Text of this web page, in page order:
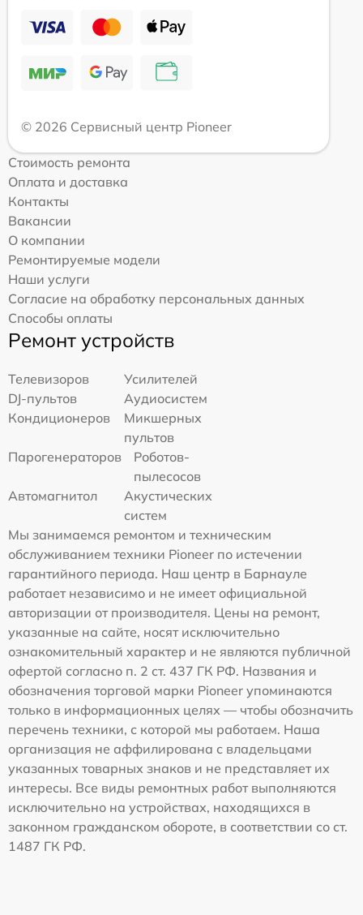
© 2026 Сервисный центр Pioneer
Стоимость ремонта
Оплата и доставка
Контакты
Вакансии
О компании
Ремонтируемые модели
Наши услуги
Согласие на обработку персональных данных
Способы оплаты
Ремонт устройств
Телевизоров
Усилителей
DJ-пультов
Аудиосистем
Кондиционеров
Микшерных
пультов
Парогенераторов
Роботов-
пылесосов
Автомагнитол
Акустических
систем
Мы занимаемся ремонтом и техническим
обслуживанием техники Pioneer по истечении
гарантийного периода. Наш центр в Барнауле
работает независимо и не имеет официальной
авторизации от производителя. Цены на ремонт,
указанные на сайте, носят исключительно
ознакомительный характер и не являются публичной
офертой согласно п. 2 ст. 437 ГК РФ. Названия и
обозначения торговой марки Pioneer упоминаются
только в информационных целях — чтобы обозначить
перечень техники, с которой мы работаем. Наша
организация не аффилирована с владельцами
указанных товарных знаков и не представляет их
интересы. Все виды ремонтных работ выполняются
исключительно на устройствах, находящихся в
законном гражданском обороте, в соответствии со ст.
1487 ГК РФ.